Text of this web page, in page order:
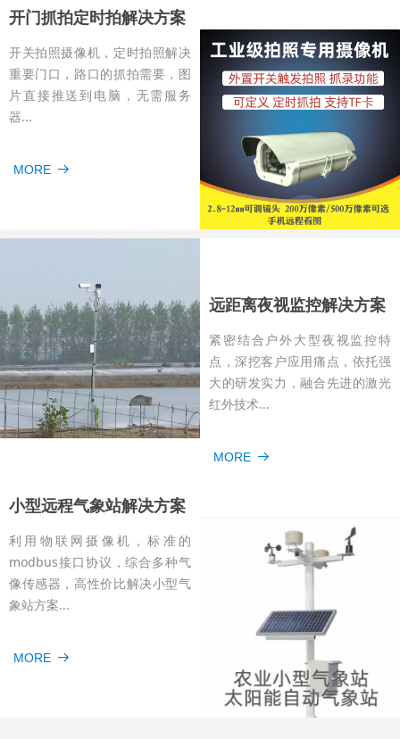
MORE 뀠
开门抓拍定时拍解决方案
开关拍照摄像机，定时拍照解决
重要门口，路口的抓拍需要，图
片直接推送到电脑，无需服务
器...
MORE 뀠
小型远程气象站解决方案
利用物联网摄像机，标准的
modbus接口协议，综合多种气
像传感器，高性价比解决小型气
象站方案...
MORE 뀠
远距离夜视监控解决方案
紧密结合户外大型夜视监控特
点，深挖客户应用痛点，依托强
大的研发实力，融合先进的激光
红外技术...